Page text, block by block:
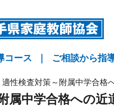
コース
生指導
生指導
生指導予備校
ご相談から指
適性検査対策～附属中学合格
属中学合格への近